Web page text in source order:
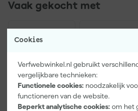
Cookies
Verfwebwinkel.nl gebruikt
vergelijkbare technieken:
Functionele cookies: noodzakelijk
functioneren van de website.
Beperkt analytische cookies: om het
Vaak gekocht met